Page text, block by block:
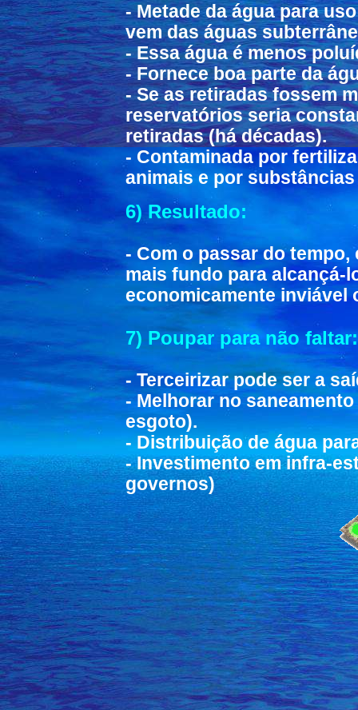
- Metade da água para
vem das águas
- Essa água é menos
- Fornece boa parte da
- Se as retiradas fossem
reservatórios seria
retiradas (há décadas).
- Contaminada por
animais e por
6) Resultado:
- Com o passar do
mais fundo para alcançá-
economicamente inviável
7) Poupar para não faltar:
- Terceirizar pode ser a
- Melhorar no
esgoto).
- Distribuição de água
- Investimento em infra-
governos)